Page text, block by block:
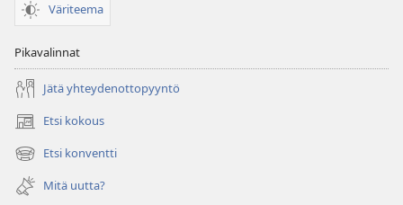
Väriteema
Pikavalinnat
Jätä yhteydenottopyyntö
Etsi kokous
(avaa
uuden
ikkunan)
Etsi konventti
(avaa
uuden
ikkunan)
Mitä uutta?